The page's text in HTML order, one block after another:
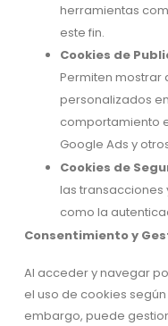
herramientas
este fin.
Cookies de
Permiten mostrar
personalizados
comportamiento
Google Ads y
Cookies de
las transacciones
como la
Consentimiento y
Al acceder y navegar
el uso de cookies
embargo, puede